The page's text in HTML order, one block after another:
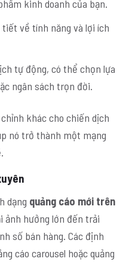
kinh doanh của bạn.
về tính năng và lợi ích
tự động, có thể chọn lựa
ngân sách trọn đời.
khác cho chiến dịch
nó trở thành một mạng
dạng quảng cáo mới trên
ảnh hưởng lớn đến trải
số bán hàng. Các định
cáo carousel hoặc quảng